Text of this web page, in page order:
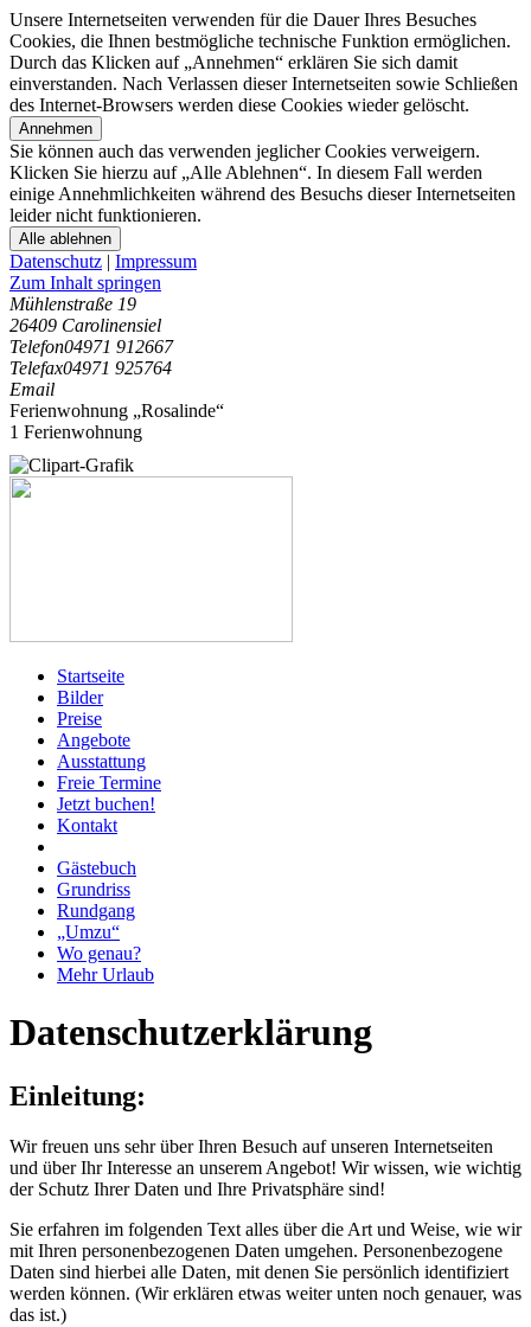
Unsere Internetseiten verwenden für die Dauer Ihres Besuches
Cookies, die Ihnen bestmögliche technische Funktion ermöglichen.
Durch das Klicken auf „Annehmen“ erklären Sie sich damit
einverstanden. Nach Verlassen dieser Internetseiten sowie Schließen
des Internet-Browsers werden diese Cookies wieder gelöscht.
Annehmen
Sie können auch das verwenden jeglicher Cookies verweigern.
Klicken Sie hierzu auf „Alle Ablehnen“. In diesem Fall werden
einige Annehmlichkeiten während des Besuchs dieser Internetseiten
leider nicht funktionieren.
Alle ablehnen
Datenschutz | Impressum
Zum Inhalt springen
Mühlenstraße 19
26409 Carolinensiel
Telefon04971 912667
Telefax04971 925764
Email
Ferienwohnung „Rosalinde“
1 Ferienwohnung
Startseite
Bilder
Preise
Angebote
Ausstattung
Freie Termine
Jetzt buchen!
Kontakt
Gästebuch
Grundriss
Rundgang
„Umzu“
Wo genau?
Mehr Urlaub
Datenschutzerklärung
Einleitung:
Wir freuen uns sehr über Ihren Besuch auf unseren Internetseiten
und über Ihr Interesse an unserem Angebot! Wir wissen, wie wichtig
der Schutz Ihrer Daten und Ihre Privatsphäre sind!
Sie erfahren im folgenden Text alles über die Art und Weise, wie wir
mit Ihren personenbezogenen Daten umgehen. Personenbezogene
Daten sind hierbei alle Daten, mit denen Sie persönlich identifiziert
werden können. (Wir erklären etwas weiter unten noch genauer, was
das ist.)